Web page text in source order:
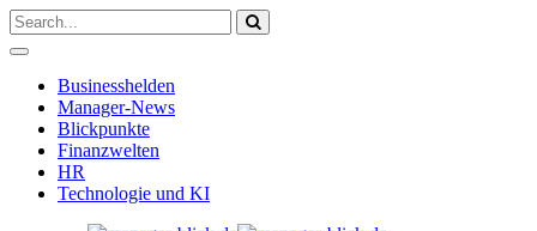
Businesshelden
Manager-News
Blickpunkte
Finanzwelten
HR
Technologie und KI